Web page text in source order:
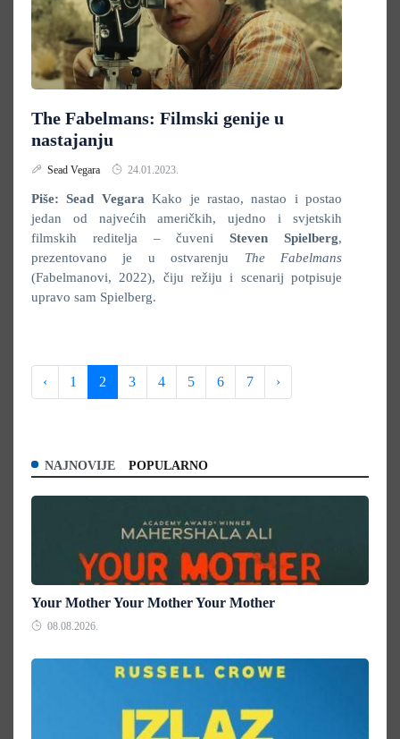
The Fabelmans: Filmski genije u
nastajanju
Sead Vegara 24.01.2023.
Piše: Sead VegaraKako je rastao, nastao i postao
jedan od najvećih američkih, ujedno i svjetskih
filmskih reditelja – čuveniSteven Spielberg,
prezentovano je u ostvarenju The Fabelmans
(Fabelmanovi, 2022), čiju režiju i scenarij potpisuje
upravo sam Spielberg.
‹ 1 2 3 4 5 6 7 ›
NAJNOVIJE POPULARNO
Your Mother Your Mother Your Mother
08.08.2026.